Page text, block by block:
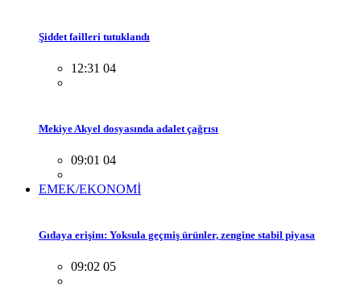
Şiddet failleri tutuklandı
12:31 04
Mekiye Akyel dosyasında adalet çağrısı
09:01 04
EMEK/EKONOMİ
Gıdaya erişim: Yoksula geçmiş ürünler, zengine stabil piyasa
09:02 05